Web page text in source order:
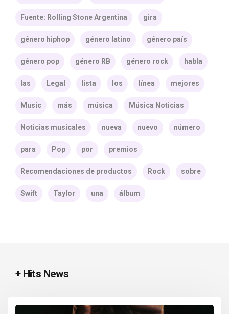
Fuente: Rolling Stone Argentina gira
género hiphop género latino género país
género pop género RB género rock habla
las Legal lista los línea mejores
Music más música Música Noticias
Noticias musicales nueva nuevo número
para Pop por premios
Recomendaciones de productos Rock sobre
Swift Taylor una álbum
+ Hits News